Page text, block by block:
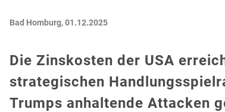
Bad Homburg, 01.12.2025
Die Zinskosten der USA
strategischen
Trumps anhaltende Attacken